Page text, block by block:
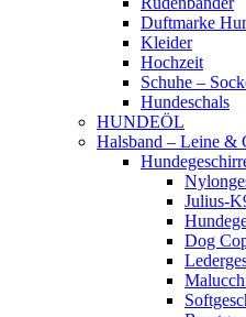
Duftmarke
Kleider
Hochzeit
Schuhe –
Hundeschals
HUNDEÖL
Halsband – Leine &
Julius-
Dog